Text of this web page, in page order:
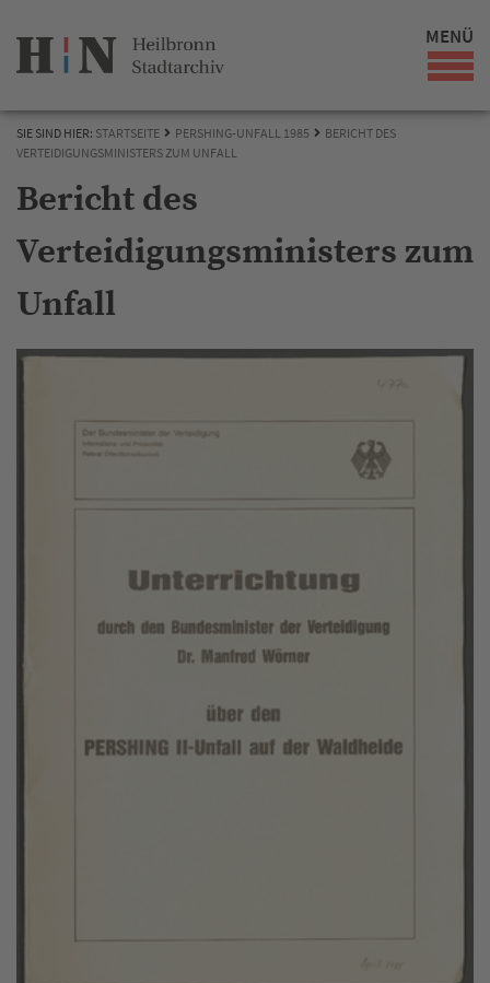
MENÜ
SIE SIND HIER: STARTSEITE PERSHING-UNFALL 1985
BERICHT DES
VERTEIDIGUNGSMINISTERS ZUM UNFALL
Bericht des
Verteidigungsministers zum
Unfall